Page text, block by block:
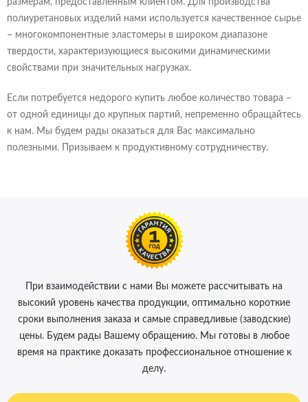
размерам, предоставленным клиентом. Для производства
полиуретановых изделий нами используется качественное сырье
– многокомпонентные эластомеры в широком диапазоне
твердости, характеризующиеся высокими динамическими
свойствами при значительных нагрузках.
Если потребуется недорого купить любое количество товара –
от одной единицы до крупных партий, непременно обращайтесь
к нам. Мы будем рады оказаться для Вас максимально
полезными. Призываем к продуктивному сотрудничеству.
При взаимодействии с нами Вы можете рассчитывать на
высокий уровень качества продукции, оптимально короткие
сроки выполнения заказа и самые справедливые (заводские)
цены. Будем рады Вашему обращению. Мы готовы в любое
время на практике доказать профессиональное отношение к
делу.
и Согласием на обработку персональных данных
заказчика или чертежи
файл не выбран
Отправить заказ
Я согласен на обработку персональных данных в
Политикой обработки персональных данных
и Согласием на обработку персональных данных
файл не выбран
Отправить резюме
Я согласен на обработку персональных данных в
соответствии сПолитикой обработки персональных данных